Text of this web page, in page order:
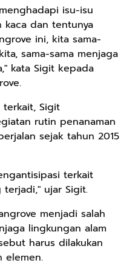
isu-isu
dan tentunya
ini, kita sama-
sama-sama menjaga
kata Sigit kepada
terkait, Sigit
rutin penanaman
sejak tahun 2015
terkait
ujar Sigit.
menjadi salah
lingkungan alam
harus dilakukan
elemen.